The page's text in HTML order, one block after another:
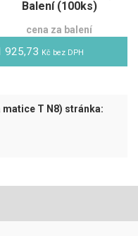
Balení (100ks)
cena za balení
925,73 Kč bez DPH
matice T N8) stránka: